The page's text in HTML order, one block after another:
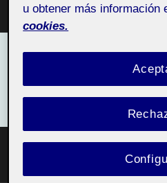
Alternar
el
móvil
ACTIFOLIO:
u obtener más información
cookies.